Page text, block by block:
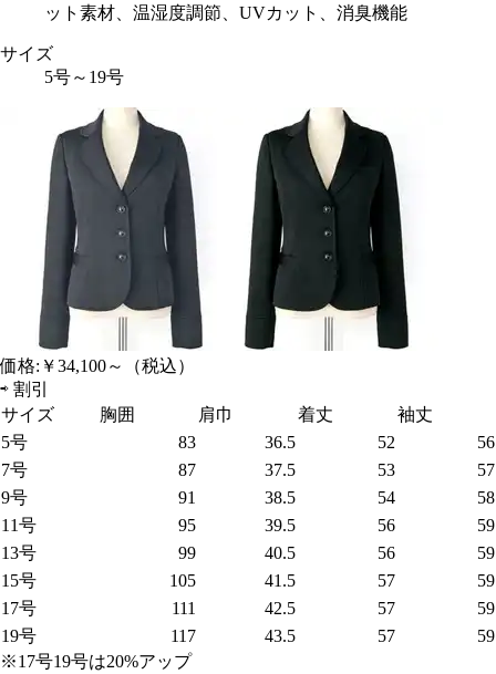
ット素材、温湿度調節、UVカット、消臭機能
サイズ
5号～19号
価格: ￥34,100～
（税込）
⇨ 割引
サイズ
胸囲 肩巾 着丈
袖丈
5号
83 36.5 52
56
7号
87 37.5 53
57
9号
91 38.5 54
58
11号
95 39.5 56
59
13号
99 40.5 56
59
15号
105 41.5 57
59
17号
111 42.5 57
59
19号
117 43.5 57
59
※17号19号は20%アップ